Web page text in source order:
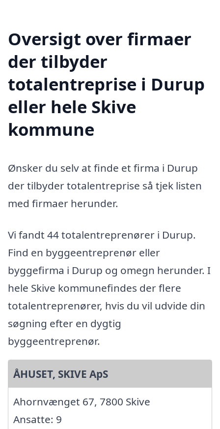
Oversigt over firmaer
der tilbyder
totalentreprise i Durup
eller hele Skive
kommune
Ønsker du selv at finde et firma i Durup
der tilbyder totalentreprise så tjek listen
med firmaer herunder.
Vi fandt 44 totalentreprenører i Durup.
Find en byggeentreprenør eller
byggefirma i Durup og omegn herunder. I
hele Skive kommunefindes der flere
totalentreprenører, hvis du vil udvide din
søgning efter en dygtig
byggeentreprenør.
ÅHUSET, SKIVE ApS
Ahornvænget 67, 7800 Skive
Ansatte: 9